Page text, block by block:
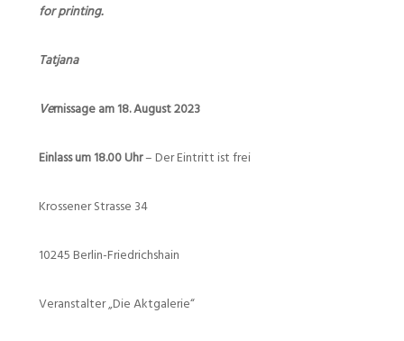
for printing.
Tatjana
Vernissage am 18. August 2023
Einlass um 18.00 Uhr– Der Eintritt ist frei
Krossener Strasse 34
10245 Berlin-Friedrichshain
Veranstalter „Die Aktgalerie“